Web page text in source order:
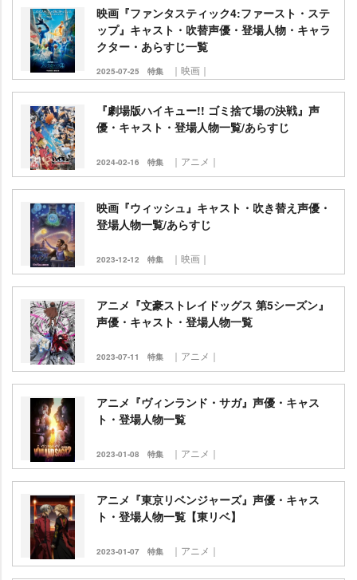
映画『ファンタスティック4:ファースト・ステ
ップ』キャスト・吹替声優・登場人物・キャラ
クター・あらすじ一覧
2025-07-25 特集 ｜映画｜
『劇場版ハイキュー!! ゴミ捨て場の決戦』声
優・キャスト・登場人物一覧/あらすじ
2024-02-16 特集 ｜アニメ｜
映画『ウィッシュ』キャスト・吹き替え声優・
登場人物一覧/あらすじ
2023-12-12 特集 ｜映画｜
アニメ『文豪ストレイドッグス 第5シーズン』
声優・キャスト・登場人物一覧
2023-07-11 特集 ｜アニメ｜
アニメ『ヴィンランド・サガ』声優・キャス
ト・登場人物一覧
2023-01-08 特集 ｜アニメ｜
アニメ『東京リベンジャーズ』声優・キャス
ト・登場人物一覧【東リベ】
2023-01-07 特集 ｜アニメ｜